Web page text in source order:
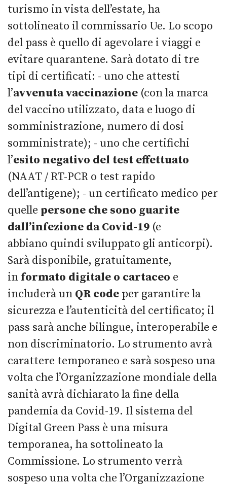
turismo in vista dell’estate, ha
sottolineato il commissario Ue. Lo scopo
del pass è quello di agevolare i viaggi e
evitare quarantene. Sarà dotato di tre
tipi di certificati: - uno che attesti
l’avvenuta vaccinazione (con la marca
del vaccino utilizzato, data e luogo di
somministrazione, numero di dosi
somministrate); - uno che certifichi
l’esito negativo del test effettuato
(NAAT / RT-PCR o test rapido
dell’antigene); - un certificato medico per
quelle persone che sono guarite
dall’infezione da Covid-19 (e
abbiano quindi sviluppato gli anticorpi).
Sarà disponibile, gratuitamente,
in formato digitale o cartaceo e
includerà un QR code per garantire la
sicurezza e l’autenticità del certificato; il
pass sarà anche bilingue, interoperabile e
non discriminatorio. Lo strumento avrà
carattere temporaneo e sarà sospeso una
volta che l’Organizzazione mondiale della
sanità avrà dichiarato la fine della
pandemia da Covid-19. Il sistema del
Digital Green Pass è una misura
temporanea, ha sottolineato la
Commissione. Lo strumento verrà
sospeso una volta che l’Organizzazione